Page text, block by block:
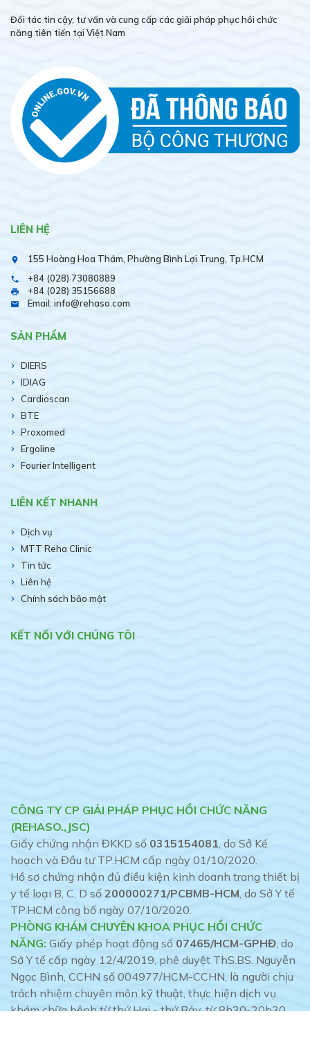
Đối tác tin cậy, tư vấn và cung cấp các giải pháp phục hồi chức
năng tiên tiến tại Việt Nam
LIÊN HỆ
place 155 Hoàng Hoa Thám, Phường Bình Lợi Trung, Tp.HCM
phone +84 (028) 73080889
print +84 (028) 35156688
email Email: info@rehaso.com
SẢN PHẨM
DIERS
IDIAG
Cardioscan
BTE
Proxomed
Ergoline
Fourier Intelligent
LIÊN KẾT NHANH
Dịch vụ
MTT Reha Clinic
Tin tức
Liên hệ
Chính sách bảo mật
KẾT NỐI VỚI CHÚNG TÔI
CÔNG TY CP GIẢI PHÁP PHỤC HỒI CHỨC NĂNG
(REHASO.,JSC)
Giấy chứng nhận ĐKKD số 0315154081, do Sở Kế
hoạch và Đầu tư TP.HCM cấp ngày 01/10/2020.
Hồ sơ chứng nhận đủ điều kiện kinh doanh trang thiết bị
y tế loại B, C, D số 200000271/PCBMB-HCM, do Sở Y tế
TP.HCM công bố ngày 07/10/2020.
PHÒNG KHÁM CHUYÊN KHOA PHỤC HỒI CHỨC
NĂNG: Giấy phép hoạt động số 07465/HCM-GPHĐ, do
Sở Y tế cấp ngày 12/4/2019, phê duyệt ThS.BS. Nguyễn
Ngọc Bình, CCHN số 004977/HCM-CCHN, là người chịu
trách nhiệm chuyên môn kỹ thuật, thực hiện dịch vụ
khám chữa bệnh từ thứ Hai - thứ Bảy, từ 8h30-20h30.